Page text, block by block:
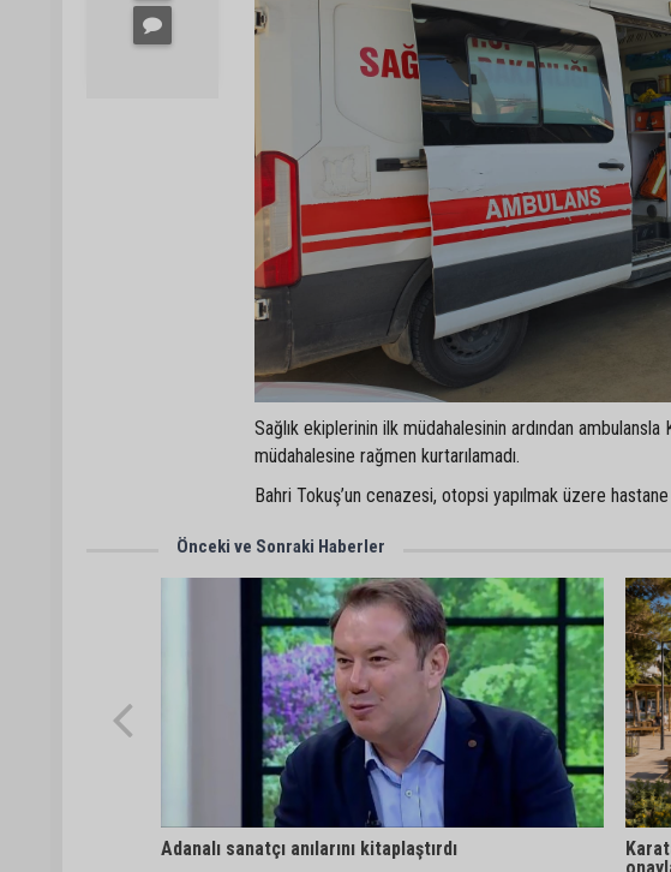
Sağlık ekiplerinin ilk müdahalesinin ardından
müdahalesine rağmen kurtarılamadı.
Bahri Tokuş’un cenazesi, otopsi yapılmak üzere hastane
Önceki ve Sonraki Haberler
Adanalı sanatçı anılarını kitaplaştırdı